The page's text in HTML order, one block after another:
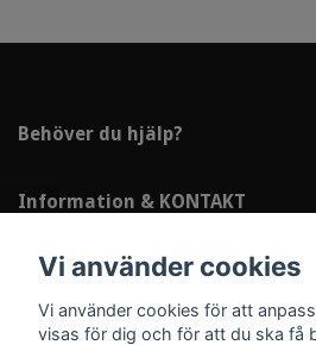
Behöver du hjälp?
Information & KONTAKT
Sociala medier
Vi använder cookies
Vi använder cookies för att
visas för dig och för att du ska få